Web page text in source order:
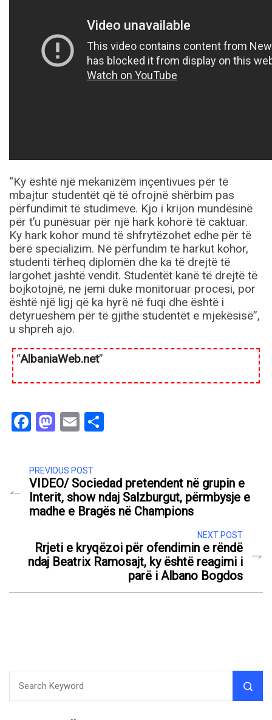
“Ky është një mekanizëm inçentivues për të
mbajtur studentët që të ofrojnë shërbim pas
përfundimit të studimeve. Kjo i krijon mundësinë
për t’u punësuar për një hark kohorë të caktuar.
Ky hark kohor mund të shfrytëzohet edhe për të
bërë specializim. Në përfundim të harkut kohor,
studenti tërheq diplomën dhe ka të drejtë të
largohet jashtë vendit. Studentët kanë të drejtë të
bojkotojnë, ne jemi duke monitoruar procesi, por
është një ligj që ka hyrë në fuqi dhe është i
detyrueshëm për të gjithë studentët e mjekësisë”,
u shpreh ajo.
“AlbaniaWeb.net”
Facebook
Mastodon
Email
PREVIOUS POST
VIDEO/ Sociedad pretendent në grupin e
Interit, show ndaj Salzburgut, përmbysje e
madhe e Bragës në Champions
NEXT POST
Rrjeti e kryqëzoi për ofendimin e rëndë
ndaj Beatrix Ramosajt, ky është reagimi i
parë i Albano Bogdos